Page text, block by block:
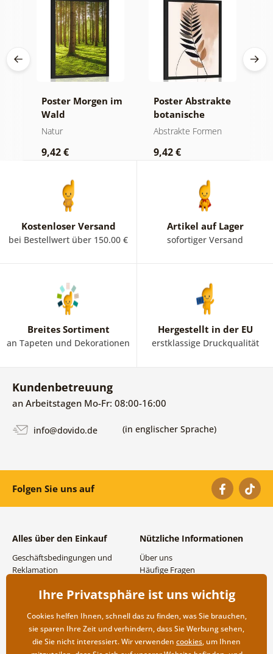
Poster Morgen im
Wald
Natur
9,42 €
Poster Abstrakte
botanische
Formen Farn
Abstrakte Formen
9,42 €
Kostenloser Versand
bei Bestellwert über 150.00 €
Artikel auf Lager
sofortiger Versand
Breites Sortiment
an Tapeten und Dekorationen
Hergestellt in der EU
erstklassige Druckqualität
Kundenbetreuung
an Arbeitstagen Mo-Fr: 08:00-16:00
info@dovido.de (in englischer Sprache)
Folgen Sie uns auf
Alles über den Einkauf
Geschäftsbedingungen und
Reklamation
Versand- und
Rücksendung der Ware
Nützliche Informationen
Über uns
Häufige Fragen
Großhandel und
Ihre Privatsphäre ist uns wichtig
Cookies helfen Ihnen, schnell das zu finden, was Sie brauchen,
sie sparen Ihre Zeit und verhindern, dass Sie Werbung sehen,
die Sie nicht interessiert. Wir verwenden cookies, um Ihnen